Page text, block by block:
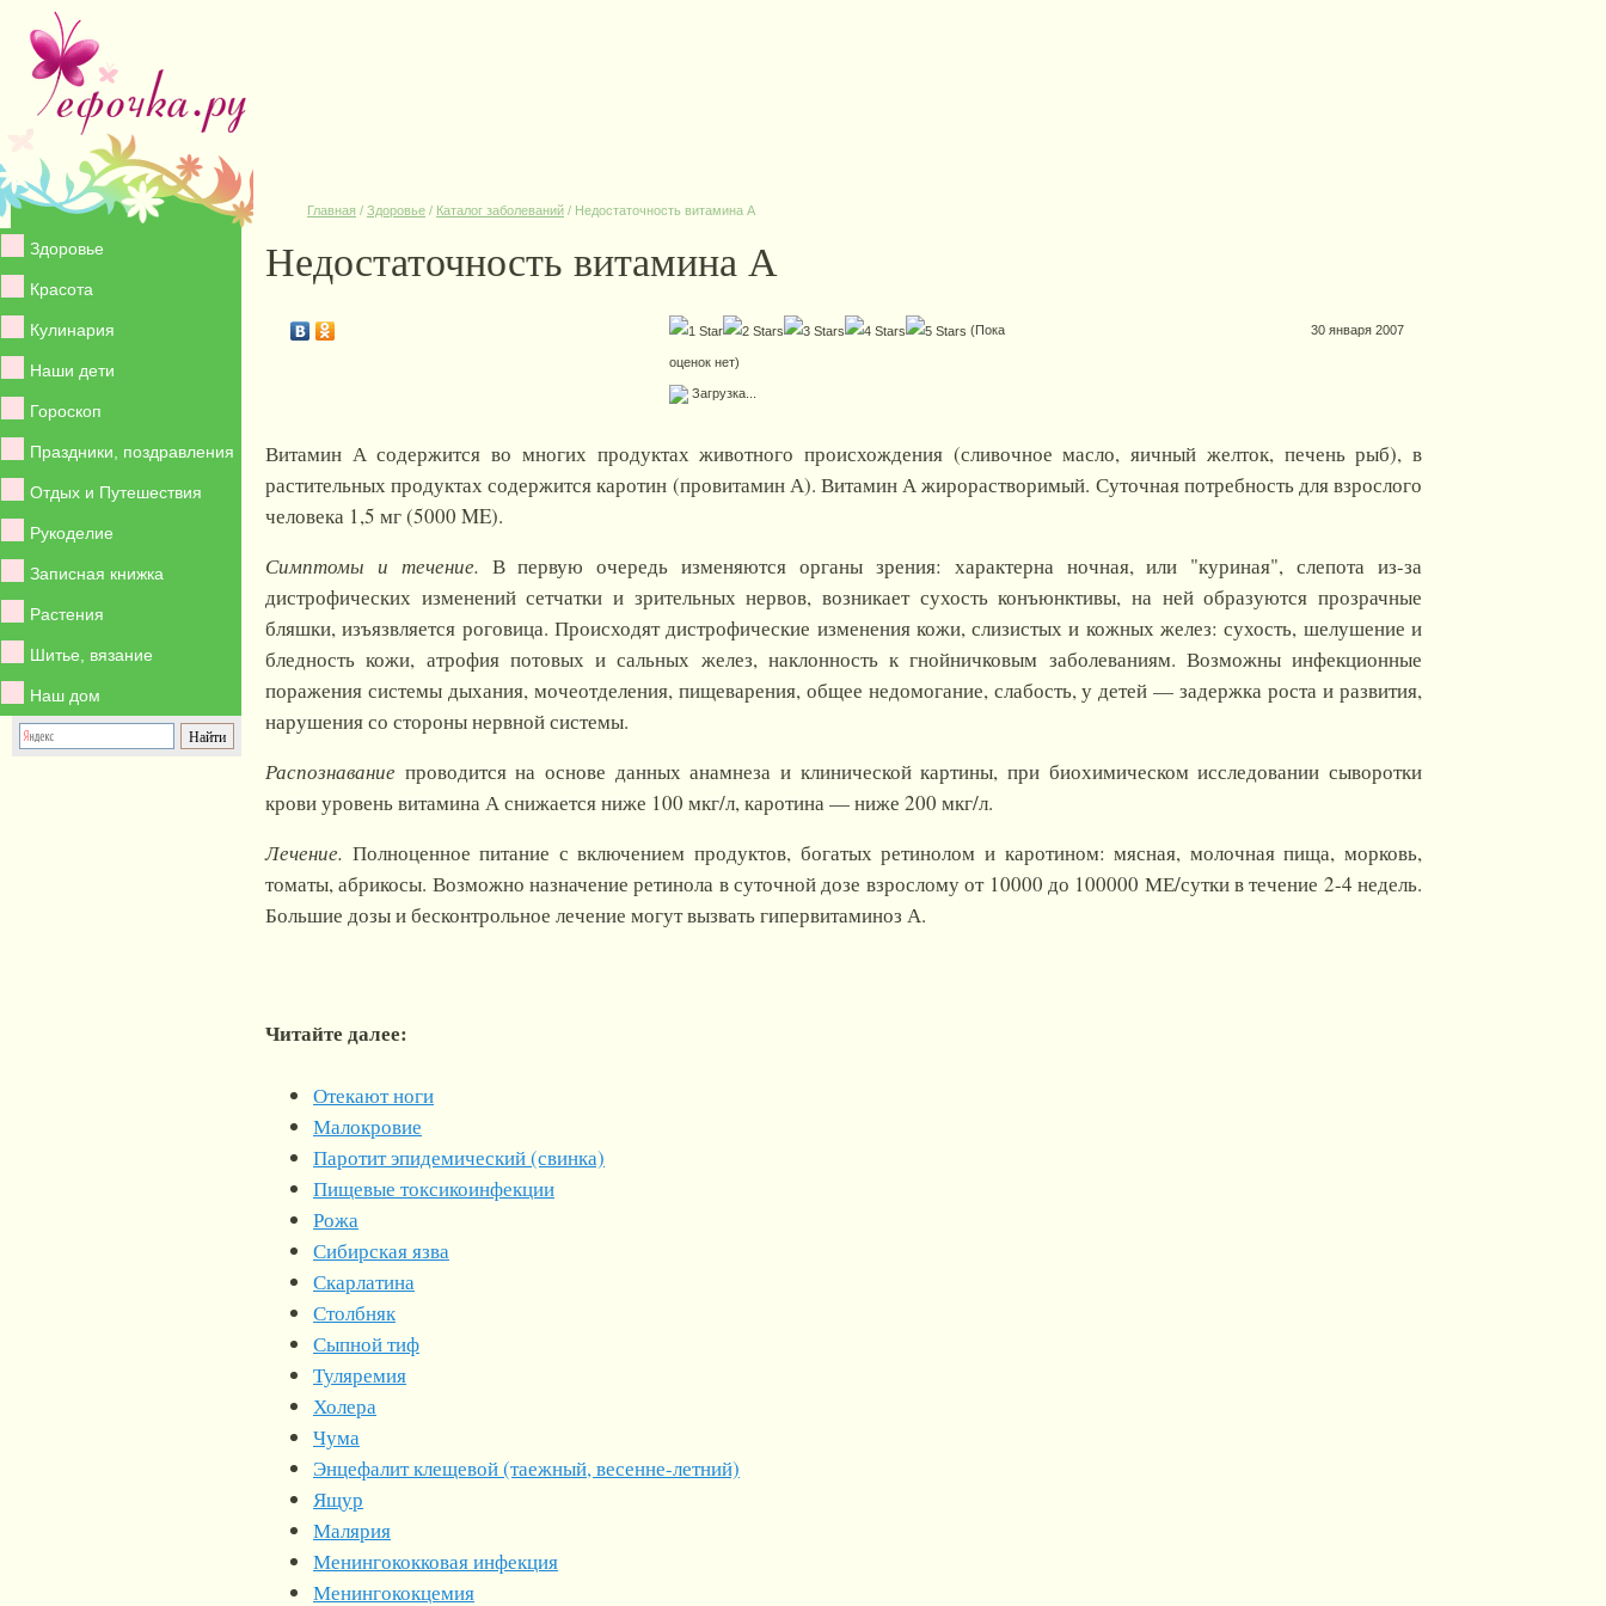
Здоровье
Красота
Кулинария
Наши дети
Гороскоп
Праздники, поздравления
Отдых и Путешествия
Рукоделие
Записная книжка
Растения
Шитье, вязание
Наш дом
Главная / Здоровье / Каталог заболеваний / Недостаточность витамина А
Недостаточность витамина А
(Пока
оценок нет)
Загрузка...
30 января 2007
Витамин А содержится во многих продуктах животного происхождения (сливочное масло, яичный желток, печень рыб), в
растительных продуктах содержится каротин (провитамин А). Витамин А жирорастворимый. Суточная потребность для взрослого
человека 1,5 мг (5000 ME).
Симптомы и течение. В первую очередь изменяются органы зрения: характерна ночная, или "куриная", слепота из-за
дистрофических изменений сетчатки и зрительных нервов, возникает сухость конъюнктивы, на ней образуются прозрачные
бляшки, изъязвляется роговица. Происходят дистрофические изменения кожи, слизистых и кожных желез: сухость, шелушение и
бледность кожи, атрофия потовых и сальных желез, наклонность к гнойничковым заболеваниям. Возможны инфекционные
поражения системы дыхания, мочеотделения, пищеварения, общее недомогание, слабость, у детей — задержка роста и развития,
нарушения со стороны нервной системы.
Распознавание проводится на основе данных анамнеза и клинической картины, при биохимическом исследовании сыворотки
крови уровень витамина А снижается ниже 100 мкг/л, каротина — ниже 200 мкг/л.
Лечение. Полноценное питание с включением продуктов, богатых ретинолом и каротином: мясная, молочная пища, морковь,
томаты, абрикосы. Возможно назначение ретинола в суточной дозе взрослому от 10000 до 100000 МЕ/сутки в течение 2-4 недель.
Большие дозы и бесконтрольное лечение могут вызвать гипервитаминоз А.
Читайте далее:
Отекают ноги
Малокровие
Паротит эпидемический (свинка)
Пищевые токсикоинфекции
Рожа
Сибирская язва
Скарлатина
Столбняк
Сыпной тиф
Туляремия
Холера
Чума
Энцефалит клещевой (таежный, весенне-летний)
Ящур
Малярия
Менингококковая инфекция
Менингококцемия